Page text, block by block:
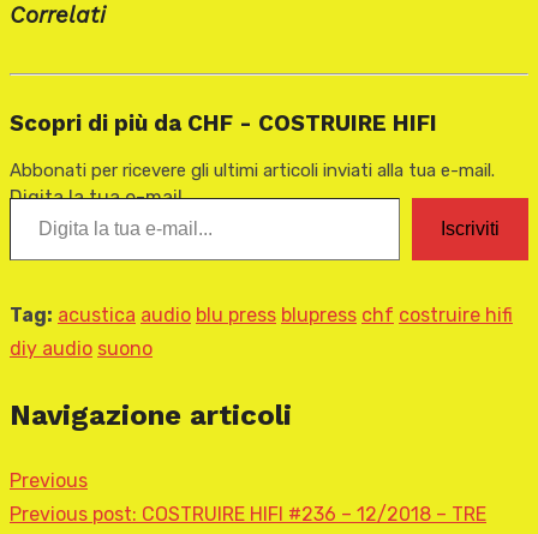
Correlati
Scopri di più da CHF - COSTRUIRE HIFI
Abbonati per ricevere gli ultimi articoli inviati alla tua e-mail.
Digita la tua e-mail...
Iscriviti
Tag: acustica audio blu press blupress chf costruire hifi
diy audio suono
Navigazione articoli
Previous
Previous post: COSTRUIRE HIFI #236 – 12/2018 – TRE